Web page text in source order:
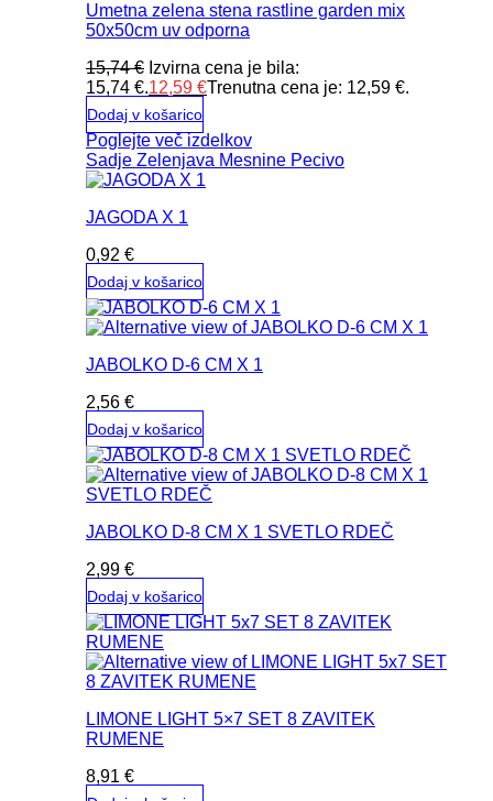
Umetna zelena stena rastline garden mix
50x50cm uv odporna
15,74€ Izvirna cena je bila:
15,74 €.12,59 €Trenutna cena je: 12,59 €.
Dodaj v košarico
Poglejte več izdelkov
Sadje Zelenjava Mesnine Pecivo
JAGODA X 1
0,92 €
Dodaj v košarico
JABOLKO D-6 CM X 1
2,56 €
Dodaj v košarico
JABOLKO D-8 CM X 1 SVETLO RDEČ
2,99 €
Dodaj v košarico
LIMONE LIGHT 5×7 SET 8 ZAVITEK
RUMENE
8,91 €